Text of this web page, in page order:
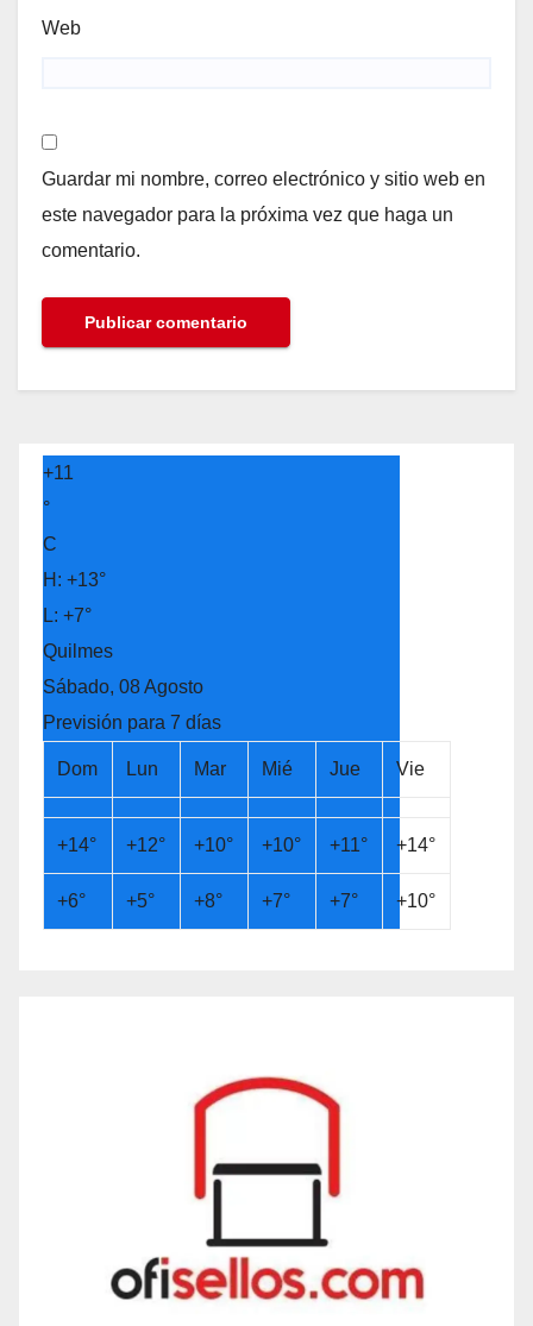
Web
Guardar mi nombre, correo electrónico y sitio web en
este navegador para la próxima vez que haga un
comentario.
+11
°
C
H: +13°
L: +7°
Quilmes
Sábado, 08 Agosto
Previsión para 7 días
Dom Lun Mar Mié Jue Vie
+14° +12° +10° +10° +11° +14°
+6° +5° +8° +7° +7° +10°